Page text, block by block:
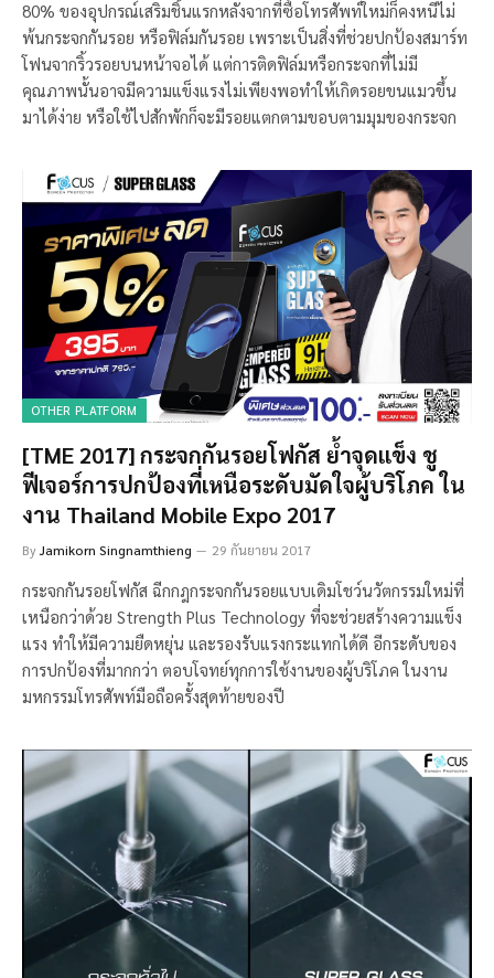
80% ของอุปกรณ์เสริมชิ้นแรกหลังจากที่ซื้อโทรศัพท์ใหม่ก็คงหนีไม่
พ้นกระจกกันรอย หรือฟิล์มกันรอย เพราะเป็นสิ่งที่ช่วยปกป้องสมาร์ท
โฟนจากริ้วรอยบนหน้าจอได้ แต่การติดฟิล์มหรือกระจกที่ไม่มี
คุณภาพนั้นอาจมีความแข็งแรงไม่เพียงพอทำให้เกิดรอยขนแมวขึ้น
มาได้ง่าย หรือใช้ไปสักพักก็จะมีรอยแตกตามขอบตามมุมของกระจก
OTHER PLATFORM
[TME 2017] กระจกกันรอยโฟกัส ย้ำจุดแข็ง ชู
ฟีเจอร์การปกป้องที่เหนือระดับมัดใจผู้บริโภค ใน
งาน Thailand Mobile Expo 2017
ByJamikorn Singnamthieng 29 กันยายน 2017
กระจกกันรอยโฟกัส ฉีกกฎกระจกกันรอยแบบเดิมโชว์นวัตกรรมใหม่ที่
เหนือกว่าด้วย Strength Plus Technology ที่จะช่วยสร้างความแข็ง
แรง ทำให้มีความยืดหยุ่น และรองรับแรงกระแทกได้ดี อีกระดับของ
การปกป้องที่มากกว่า ตอบโจทย์ทุกการใช้งานของผู้บริโภค ในงาน
มหกรรมโทรศัพท์มือถือครั้งสุดท้ายของปี